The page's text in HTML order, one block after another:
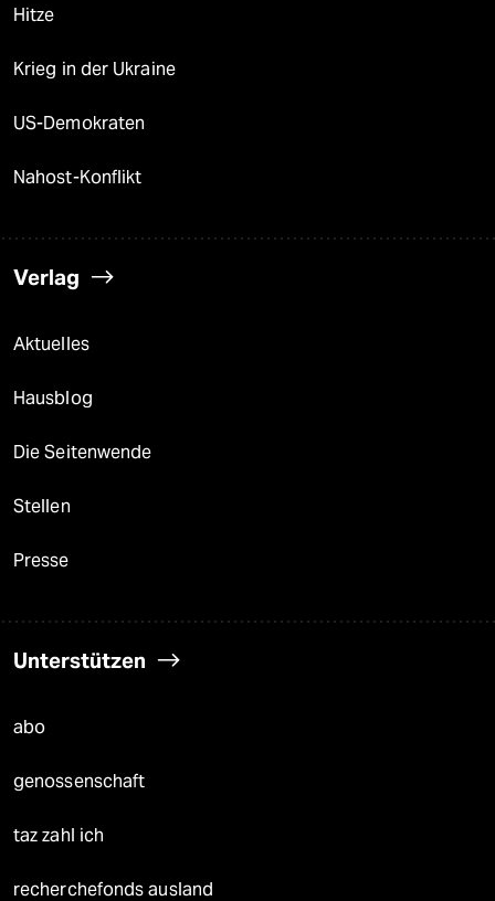
Hitze
Krieg in der Ukraine
US-Demokraten
Nahost-Konflikt
Verlag
Aktuelles
Hausblog
Die Seitenwende
Stellen
Presse
Unterstützen
abo
genossenschaft
taz zahl ich
recherchefonds ausland